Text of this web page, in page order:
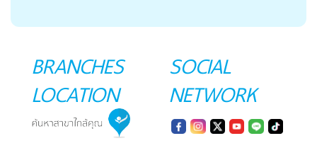
BRANCHES
LOCATION
SOCIAL
NETWORK